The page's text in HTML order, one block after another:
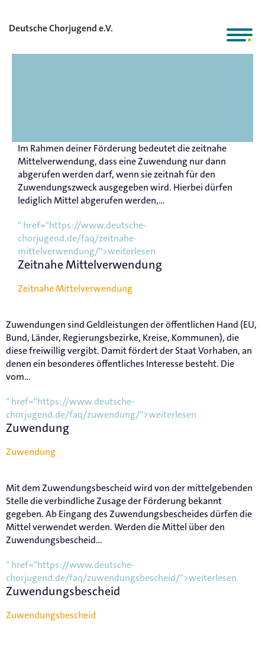
Deutsche Chorjugend e.V.
Zeitnahe Mittelverwendung
Im Rahmen deiner Förderung bedeutet die zeitnahe
Mittelverwendung, dass eine Zuwendung nur dann
abgerufen werden darf, wenn sie zeitnah für den
Zuwendungszweck ausgegeben wird. Hierbei dürfen
lediglich Mittel abgerufen werden,...
Zeitnahe Mittelverwendung
" href="https://www.deutsche-
chorjugend.de/faq/zeitnahe-
mittelverwendung/">weiterlesen
Zuwendung
Zuwendungen sind Geldleistungen der öffentlichen Hand (EU,
Bund, Länder, Regierungsbezirke, Kreise, Kommunen), die
diese freiwillig vergibt. Damit fördert der Staat Vorhaben, an
denen ein besonderes öffentliches Interesse besteht. Die
vom...
Zuwendung
" href="https://www.deutsche-
chorjugend.de/faq/zuwendung/">weiterlesen
Zuwendungsbescheid
Mit dem Zuwendungsbescheid wird von der mittelgebenden
Stelle die verbindliche Zusage der Förderung bekannt
gegeben. Ab Eingang des Zuwendungsbescheides dürfen die
Mittel verwendet werden. Werden die Mittel über den
Zuwendungsbescheid...
Zuwendungsbescheid
" href="https://www.deutsche-
chorjugend.de/faq/zuwendungsbescheid/">weiterlesen